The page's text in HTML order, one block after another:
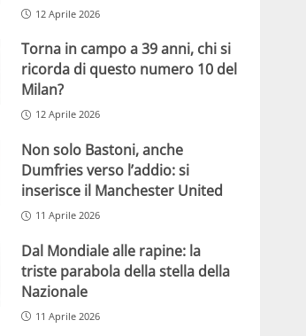
12 Aprile 2026
Torna in campo a 39 anni, chi si
ricorda di questo numero 10 del
Milan?
12 Aprile 2026
Non solo Bastoni, anche
Dumfries verso l’addio: si
inserisce il Manchester United
11 Aprile 2026
Dal Mondiale alle rapine: la
triste parabola della stella della
Nazionale
11 Aprile 2026